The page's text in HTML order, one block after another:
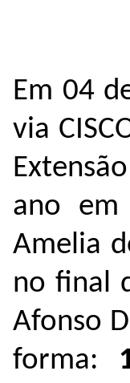
Em 04
via
ano em
Amelia
no final
Afonso
forma: